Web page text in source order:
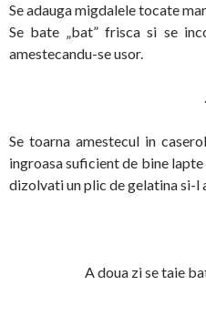
Se adauga migdalele tocate
Se bate „bat” frisca si se
amestecandu-se usor.
.
Se toarna amestecul in
ingroasa suficient de bine
dizolvati un plic de gelatina si-l
A doua zi se taie